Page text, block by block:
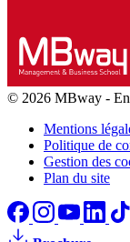
© 2026 MBway -
Mentions
Politique de
Gestion des
Plan du site